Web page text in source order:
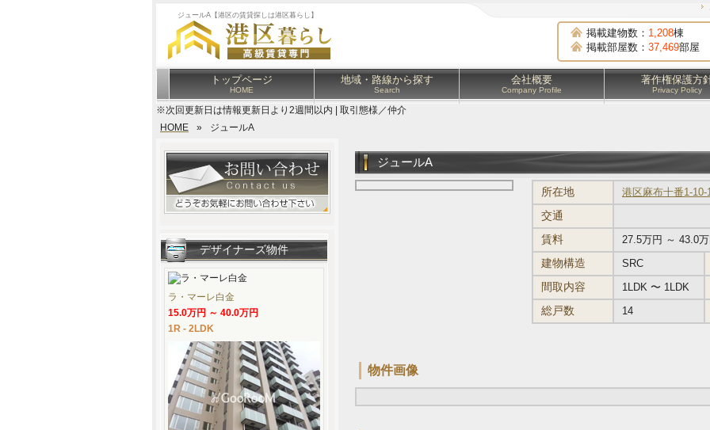
ジュールA【港区の賃貸探しは港区暮らし】
掲載建物数： 1,208棟
掲載部屋数： 37,469部屋
トップページ
HOME
地域・路線から探す
Search
会社概要
Company Profile
著作権保護方
Privacy Policy
※次回更新日は情報更新日より2週間以内 | 取引態様／仲介
HOME
» ジュールA
ジュールA
所在地 港区麻布十番1-10-
交通
賃料
27.5万円 ～ 43.0万
建物構造 SRC
間取内容 1LDK 〜 1LDK
総戸数 14
物件画像
デザイナーズ物件
ラ・マーレ白金
15.0万円 ～ 40.0万円
1R - 2LDK